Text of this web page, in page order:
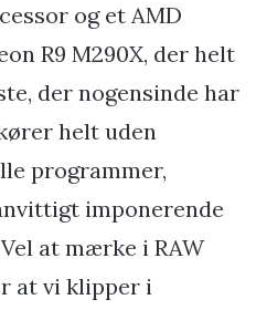
og et AMD
R9 M290X, der helt
der nogensinde har
helt uden
programmer,
imponerende
at mærke i RAW
at vi klipper i